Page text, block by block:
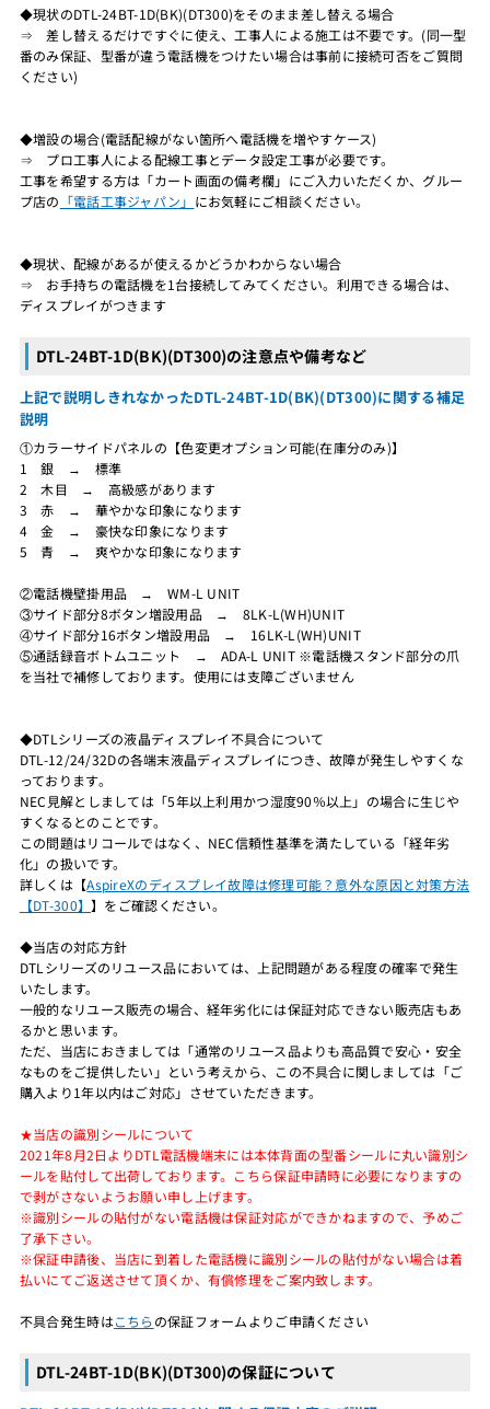
◆現状のDTL-24BT-1D(BK)(DT300)をそのまま差し替える場合
⇒ 差し替えるだけですぐに使え、工事人による施工は不要です。(同一型
番のみ保証、型番が違う電話機をつけたい場合は事前に接続可否をご質問
ください)
◆増設の場合(電話配線がない箇所へ電話機を増やすケース)
⇒ プロ工事人による配線工事とデータ設定工事が必要です。
工事を希望する方は「カート画面の備考欄」にご入力いただくか、グルー
プ店の 「電話工事ジャパン」 にお気軽にご相談ください。
◆現状、配線があるが使えるかどうかわからない場合
⇒ お手持ちの電話機を1台接続してみてください。利用できる場合は、
ディスプレイがつきます
DTL-24BT-1D(BK)(DT300)の注意点や備考など
上記で説明しきれなかったDTL-24BT-1D(BK)(DT300)に関する補足
説明
①カラーサイドパネルの【色変更オプション可能(在庫分のみ)】
1 銀 → 標準
2 木目 → 高級感があります
3 赤 → 華やかな印象になります
4 金 → 豪快な印象になります
5 青 → 爽やかな印象になります
②電話機壁掛用品 → WM-L UNIT
③サイド部分8ボタン増設用品 → 8LK-L(WH)UNIT
④サイド部分16ボタン増設用品 → 16LK-L(WH)UNIT
⑤通話録音ボトムユニット → ADA-L UNIT ※電話機スタンド部分の爪
を当社で補修しております。使用には支障ございません
◆DTLシリーズの液晶ディスプレイ不具合について
DTL-12/24/32Dの各端末液晶ディスプレイにつき、故障が発生しやすくな
っております。
NEC見解としましては「5年以上利用かつ湿度90％以上」の場合に生じや
すくなるとのことです。
この問題はリコールではなく、NEC信頼性基準を満たしている「経年劣
化」の扱いです。
詳しくは【AspireXのディスプレイ故障は修理可能？意外な原因と対策方法
【DT-300】】をご確認ください。
◆当店の対応方針
DTLシリーズのリユース品においては、上記問題がある程度の確率で発生
いたします。
一般的なリユース販売の場合、経年劣化には保証対応できない販売店もあ
るかと思います。
ただ、当店におきましては「通常のリユース品よりも高品質で安心・安全
なものをご提供したい」という考えから、この不具合に関しましては「ご
購入より1年以内はご対応」させていただきます。
★当店の識別シールについて
2021年8月2日よりDTL電話機端末には本体背面の型番シールに丸い識別シ
ールを貼付して出荷しております。こちら保証申請時に必要になりますの
で剥がさないようお願い申し上げます。
※識別シールの貼付がない電話機は保証対応ができかねますので、予めご
了承下さい。
※保証申請後、当店に到着した電話機に識別シールの貼付がない場合は着
払いにてご返送させて頂くか、有償修理をご案内致します。
不具合発生時はこちらの保証フォームよりご申請ください
DTL-24BT-1D(BK)(DT300)の保証について